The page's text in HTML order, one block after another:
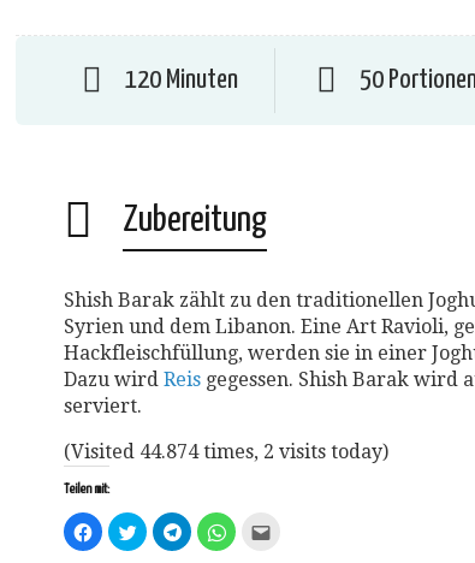
120 Minuten 50 Portionen
Zubereitung
Shish Barak zählt zu den traditionellen
Syrien und dem Libanon. Eine Art Ravioli,
Hackfleischfüllung, werden sie in einer
Dazu wird Reis gegessen. Shish Barak wird
serviert.
(Visited 44.874 times, 2 visits today)
Teilen mit:
Klick,
um
Klick,
um
über
Klicken,
um
Klicken,
um